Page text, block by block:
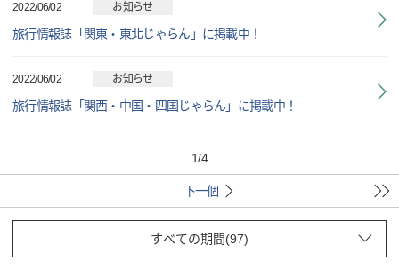
2022/06/02 お知らせ
旅行情報誌「関東・東北じゃらん」に掲載中！
2022/06/02 お知らせ
旅行情報誌「関西・中国・四国じゃらん」に掲載中！
1/4
下一個